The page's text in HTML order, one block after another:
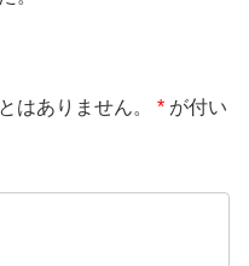
はありません。 * が付い